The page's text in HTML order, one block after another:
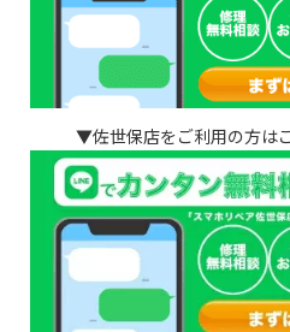
▼佐世保店をご利用の方は